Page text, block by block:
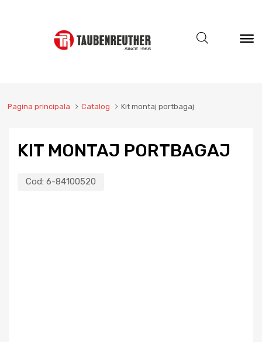
Pagina principala Catalog Kit montaj portbagaj
KIT MONTAJ PORTBAGAJ
Cod: 6-84100520